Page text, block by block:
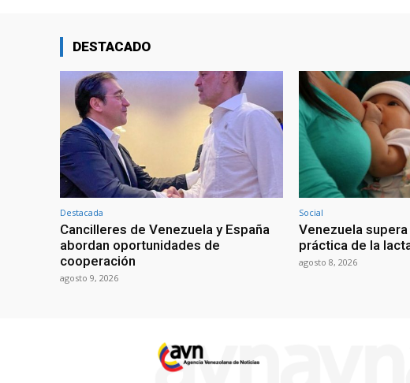
DESTACADO
Destacada
Cancilleres de Venezuela y España
abordan oportunidades de
cooperación
agosto 9, 2026
Social
Venezuela
práctica de la
agosto 8, 2026